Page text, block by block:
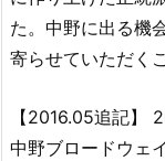
た。中野に出る機
寄らせていただく
【2016.05追記】
中野ブロードウェ